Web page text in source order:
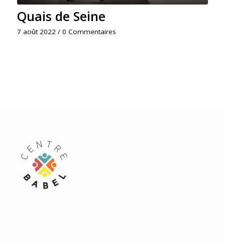
Quais de Seine
7 août 2022 / 0 Commentaires